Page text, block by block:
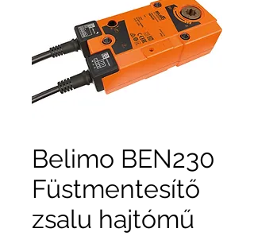
Belimo BEN230
Füstmentesítő
zsalu hajtómű